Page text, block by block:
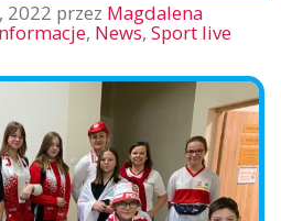
2022 przez Magdalena
, News, Sport live